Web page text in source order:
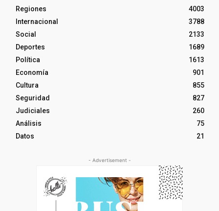
Regiones
4003
Internacional
3788
Social
2133
Deportes
1689
Política
1613
Economía
901
Cultura
855
Seguridad
827
Judiciales
260
Análisis
75
Datos
21
- Advertisement -